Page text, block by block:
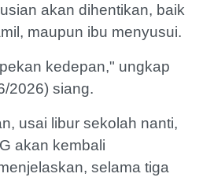
akan dihentikan, baik
maupun ibu menyusui.
kedepan," ungkap
2026) siang.
usai libur sekolah nanti,
akan kembali
selama tiga